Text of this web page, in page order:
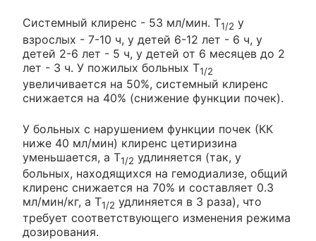
Системный клиренс - 53 мл/мин. T1/2 у
взрослых - 7-10 ч, у детей 6-12 лет - 6 ч, у
детей 2-6 лет - 5 ч, у детей от 6 месяцев до 2
лет - 3 ч. У пожилых больных T1/2
увеличивается на 50%, системный клиренс
снижается на 40% (снижение функции почек).
У больных с нарушением функции почек (КК
ниже 40 мл/мин) клиренс цетиризина
уменьшается, а T1/2 удлиняется (так, у
больных, находящихся на гемодиализе, общий
клиренс снижается на 70% и составляет 0.3
мл/мин/кг, а T1/2 удлиняется в 3 раза), что
требует соответствующего изменения режима
дозирования.